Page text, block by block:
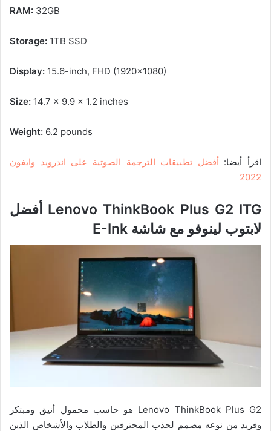
RAM: 32GB
Storage: 1TB SSD
Display: 15.6-inch, FHD (1920×1080)
Size: 14.7 x 9.9 x 1.2 inches
Weight: 6.2 pounds
اقرأ أيضا:أفضل تطبيقات الترجمة الصوتية على اندرويد وايفون
2022
Lenovo ThinkBook Plus G2 ITG أفضل
لابتوب لينوفو مع شاشة E-Ink
Lenovo ThinkBook Plus G2 هو حاسب محمول أنيق ومبتكر
وفريد من نوعه مصمم لجذب المحترفين والطلاب والأشخاص الذين